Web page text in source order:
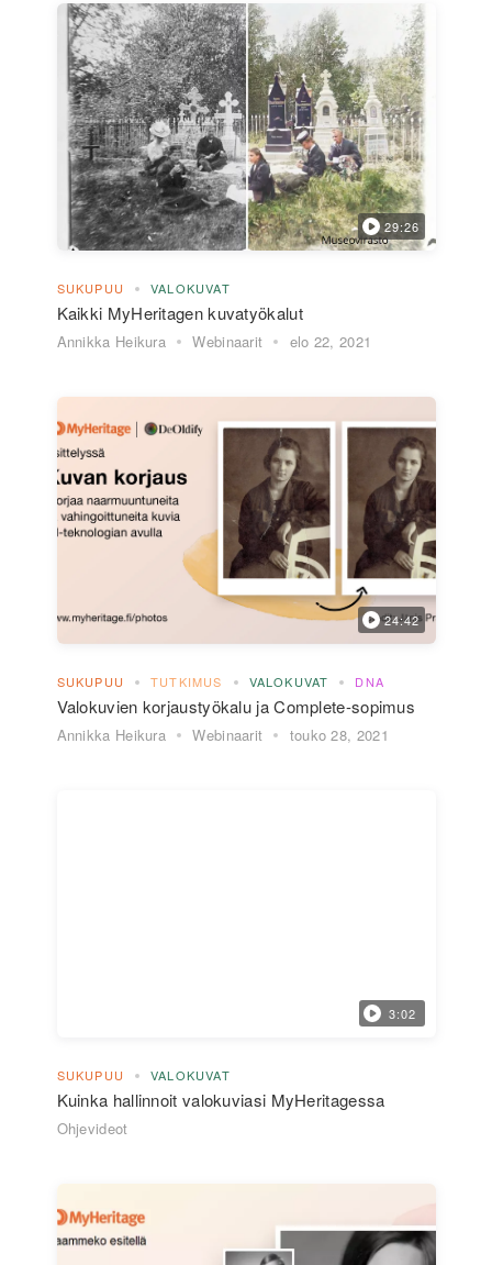
29:26
SUKUPUU VALOKUVAT
Kaikki MyHeritagen kuvatyökalut
Annikka Heikura Webinaarit elo 22, 2021
24:42
SUKUPUU TUTKIMUS VALOKUVAT DNA
Valokuvien korjaustyökalu ja Complete-sopimus
Annikka Heikura Webinaarit touko 28, 2021
3:02
SUKUPUU VALOKUVAT
Kuinka hallinnoit valokuviasi MyHeritagessa
Ohjevideot